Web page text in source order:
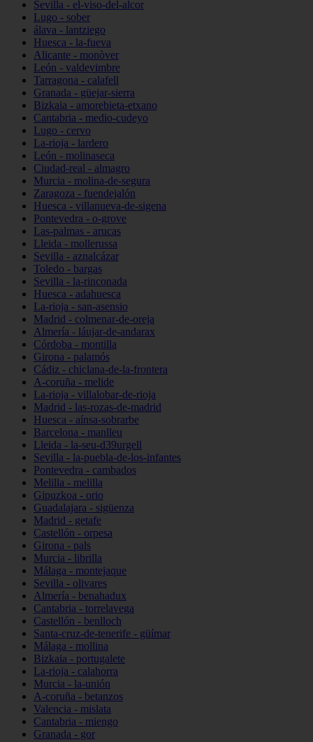
Sevilla - el-viso-del-alcor
Lugo - sober
álava - lantziego
Huesca - la-fueva
Alicante - monòver
León - valdevimbre
Tarragona - calafell
Granada - güejar-sierra
Bizkaia - amorebieta-etxano
Cantabria - medio-cudeyo
Lugo - cervo
La-rioja - lardero
León - molinaseca
Ciudad-real - almagro
Murcia - molina-de-segura
Zaragoza - fuendejalón
Huesca - villanueva-de-sigena
Pontevedra - o-grove
Las-palmas - arucas
Lleida - mollerussa
Sevilla - aznalcázar
Toledo - bargas
Sevilla - la-rinconada
Huesca - adahuesca
La-rioja - san-asensio
Madrid - colmenar-de-oreja
Almería - láujar-de-andarax
Córdoba - montilla
Girona - palamós
Cádiz - chiclana-de-la-frontera
A-coruña - melide
La-rioja - villalobar-de-rioja
Madrid - las-rozas-de-madrid
Huesca - aínsa-sobrarbe
Barcelona - manlleu
Lleida - la-seu-d39urgell
Sevilla - la-puebla-de-los-infantes
Pontevedra - cambados
Melilla - melilla
Gipuzkoa - orio
Guadalajara - sigüenza
Madrid - getafe
Castellón - orpesa
Girona - pals
Murcia - librilla
Málaga - montejaque
Sevilla - olivares
Almería - benahadux
Cantabria - torrelavega
Castellón - benlloch
Santa-cruz-de-tenerife - güímar
Málaga - mollina
Bizkaia - portugalete
La-rioja - calahorra
Murcia - la-unión
A-coruña - betanzos
Valencia - mislata
Cantabria - miengo
Granada - gor